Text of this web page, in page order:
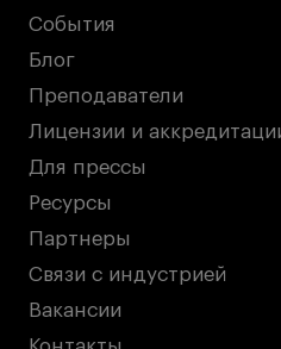
События
Блог
Преподаватели
Лицензии и
Для прессы
Ресурсы
Партнеры
Связи с индустрией
Вакансии